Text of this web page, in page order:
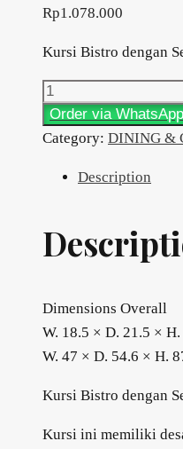
Rp1.078.000
Kursi Bistro dengan
DINING&CAFE
Type
QUEEN
Order via WhatsApp
Category: DINING &
Description
Dimensions Overall
W. 18.5 × D. 21.5 ×
W. 47 × D. 54.6 × H.
Kursi Bistro dengan
Kursi ini memiliki